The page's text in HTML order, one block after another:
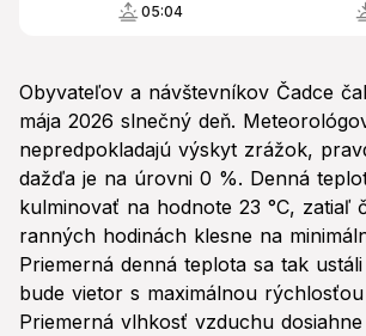
05:04
Obyvateľov a návštevníkov Čadce
mája 2026 slnečný deň.
nepredpokladajú výskyt zrážok,
dažďa je na úrovni 0 %. Denná
kulminovať na hodnote 23 °C, zatiaľ
ranných hodinách klesne na
Priemerná denná teplota sa tak
bude vietor s maximálnou
Priemerná vlhkosť vzduchu